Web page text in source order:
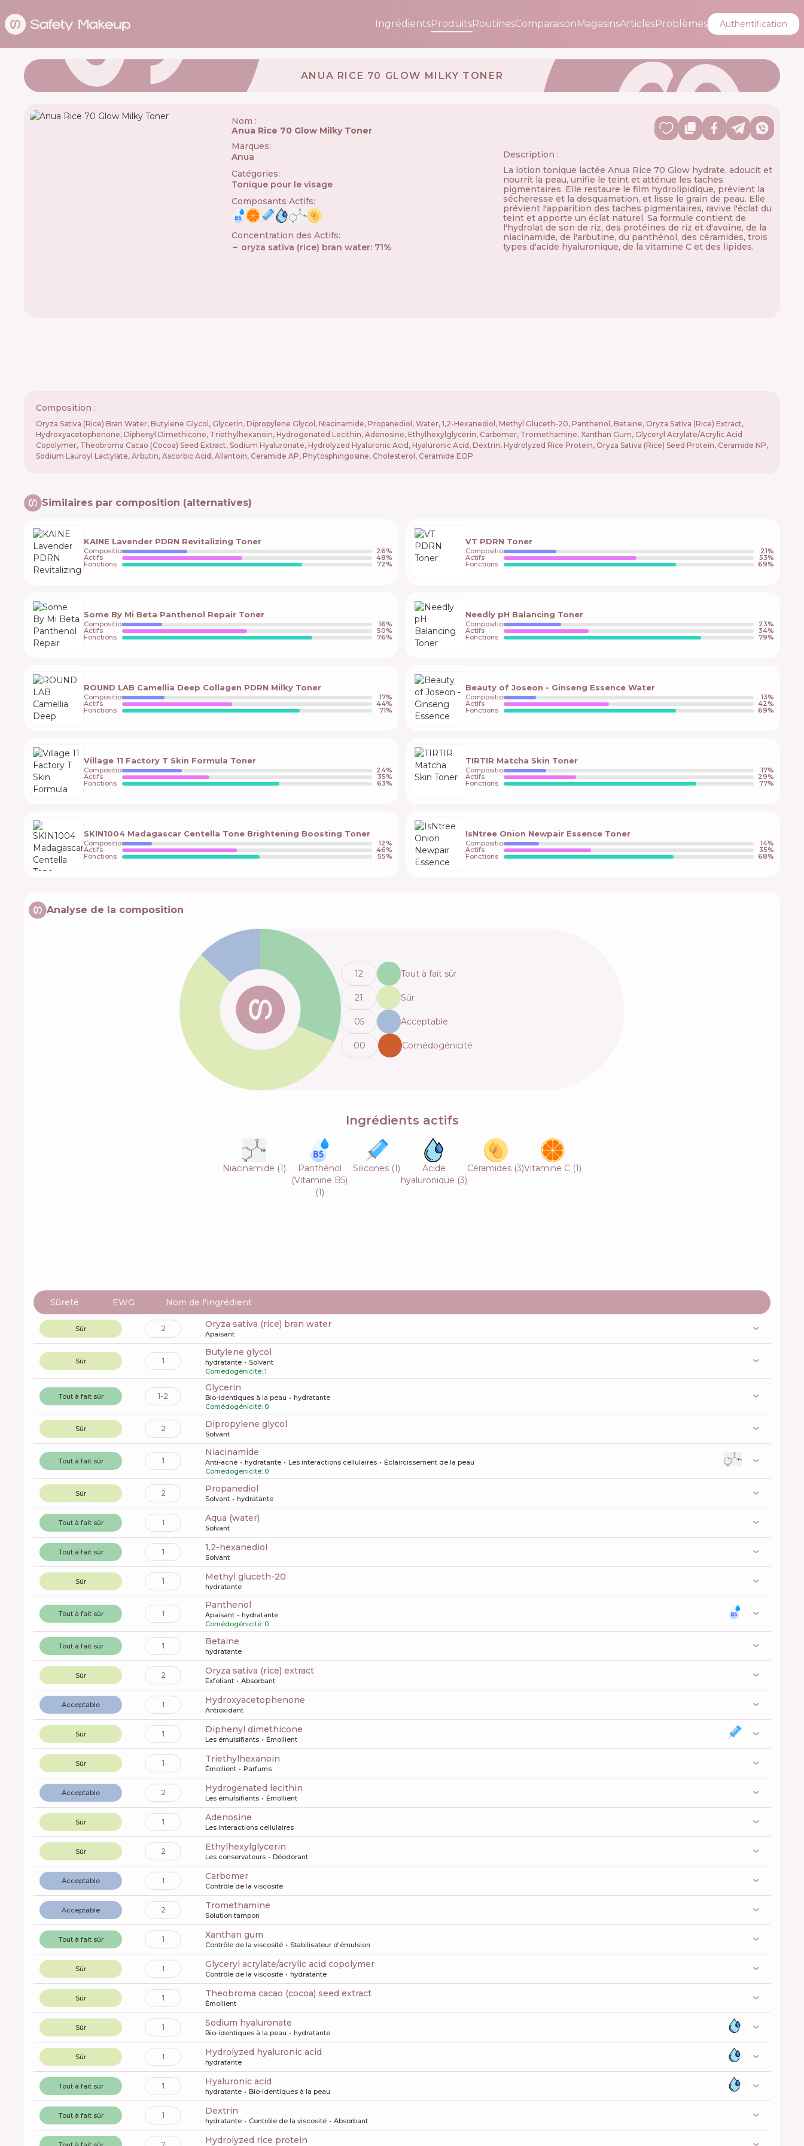
IngrédientsProduitsRoutinesComparaisonMagasinsArticlesProblèmes Authentification
ANUA RICE 70 GLOW MILKY TONER
Nom :
Anua Rice 70 Glow Milky Toner
Marques:
Anua
Catégories:
Tonique pour le visage
Composants Actifs:
Concentration des Actifs:
oryza sativa (rice) bran water: 71%
Description :
La lotion tonique lactée Anua Rice 70 Glow hydrate, adoucit et
nourrit la peau, unifie le teint et atténue les taches
pigmentaires. Elle restaure le film hydrolipidique, prévient la
sécheresse et la desquamation, et lisse le grain de peau. Elle
prévient l'apparition des taches pigmentaires, ravive l'éclat du
teint et apporte un éclat naturel. Sa formule contient de
l'hydrolat de son de riz, des protéines de riz et d'avoine, de la
niacinamide, de l'arbutine, du panthénol, des céramides, trois
types d'acide hyaluronique, de la vitamine C et des lipides.
Composition :
Oryza Sativa (Rice) Bran Water, Butylene Glycol, Glycerin, Dipropylene Glycol, Niacinamide, Propanediol, Water, 1,2-Hexanediol, Methyl Gluceth-20, Panthenol, Betaine, Oryza Sativa (Rice) Extract,
Hydroxyacetophenone, Diphenyl Dimethicone, Triethylhexanoin, Hydrogenated Lecithin, Adenosine, Ethylhexylglycerin, Carbomer, Tromethamine, Xanthan Gum, Glyceryl Acrylate/Acrylic Acid
Copolymer, Theobroma Cacao (Cocoa) Seed Extract, Sodium Hyaluronate, Hydrolyzed Hyaluronic Acid, Hyaluronic Acid, Dextrin, Hydrolyzed Rice Protein, Oryza Sativa (Rice) Seed Protein, Ceramide NP,
Sodium Lauroyl Lactylate, Arbutin, Ascorbic Acid, Allantoin, Ceramide AP, Phytosphingosine, Cholesterol, Ceramide EOP
Similaires par composition (alternatives)
KAINE Lavender PDRN Revitalizing Toner
Composition 26%
Actifs 48%
Fonctions 72%
VT PDRN Toner
Composition 21%
Actifs 53%
Fonctions 69%
Some By Mi Beta Panthenol Repair Toner
Composition 16%
Actifs 50%
Fonctions 76%
Needly pH Balancing Toner
Composition 23%
Actifs 34%
Fonctions 79%
ROUND LAB Camellia Deep Collagen PDRN Milky Toner
Composition 17%
Actifs 44%
Fonctions 71%
Beauty of Joseon - Ginseng Essence Water
Composition 13%
Actifs 42%
Fonctions 69%
Village 11 Factory T Skin Formula Toner
Composition 24%
Actifs 35%
Fonctions 63%
TIRTIR Matcha Skin Toner
Composition 17%
Actifs 29%
Fonctions 77%
SKIN1004 Madagascar Centella Tone Brightening Boosting Toner
Composition 12%
Actifs 46%
Fonctions 55%
IsNtree Onion Newpair Essence Toner
Composition 14%
Actifs 35%
Fonctions 68%
Analyse de la composition
12 Tout à fait sûr
21 Sûr
05 Acceptable
00 Comédogénicité
Ingrédients actifs
Niacinamide (1)
Panthénol
(Vitamine B5)
(1)
Silicones (1)
Acide
hyaluronique (3)
Céramides (3)Vitamine C (1)
Sûreté EWG Nom de l'ingrédient
Sûr 2 oryza sativa (rice) bran water
Apaisant
Sûr 1
butylene glycol
hydratante
Solvant
Comédogénicité: 1
Tout à fait sûr 1-2
glycerin
Bio-identiques à la peau
hydratante
Comédogénicité: 0
Sûr 2 dipropylene glycol
Solvant
Tout à fait sûr 1
niacinamide
Anti-acné hydratante Les interactions cellulaires
Éclaircissement de la peau
Comédogénicité: 0
Sûr 2 propanediol
Solvant hydratante
Tout à fait sûr 1 aqua (water)
Solvant
Tout à fait sûr 1 1,2-hexanediol
Solvant
Sûr 1 methyl gluceth-20
hydratante
Tout à fait sûr 1
panthenol
Apaisant
hydratante
Comédogénicité: 0
Tout à fait sûr 1 betaine
hydratante
Sûr 2 oryza sativa (rice) extract
Exfoliant Absorbant
Acceptable 1 Hydroxyacetophenone
Antioxidant
Sûr 1 diphenyl dimethicone
Les émulsifiants Émollient
Sûr 1 triethylhexanoin
Émollient Parfums
Acceptable 2 hydrogenated lecithin
Les émulsifiants Émollient
Sûr 1 Adenosine
Les interactions cellulaires
Sûr 2 ethylhexylglycerin
Les conservateurs Déodorant
Acceptable 1 carbomer
Contrôle de la viscosité
Acceptable 2 tromethamine
Solution tampon
Tout à fait sûr 1 xanthan gum
Contrôle de la viscosité Stabilisateur d'émulsion
Sûr 1 glyceryl acrylate/acrylic acid copolymer
Contrôle de la viscosité hydratante
Sûr 1 theobroma cacao (cocoa) seed extract
Émollient
Sûr 1 sodium hyaluronate
Bio-identiques à la peau hydratante
Sûr 1 hydrolyzed hyaluronic acid
hydratante
Tout à fait sûr 1 hyaluronic acid
hydratante Bio-identiques à la peau
Tout à fait sûr 1 dextrin
hydratante Contrôle de la viscosité Absorbant
hydrolyzed rice protein